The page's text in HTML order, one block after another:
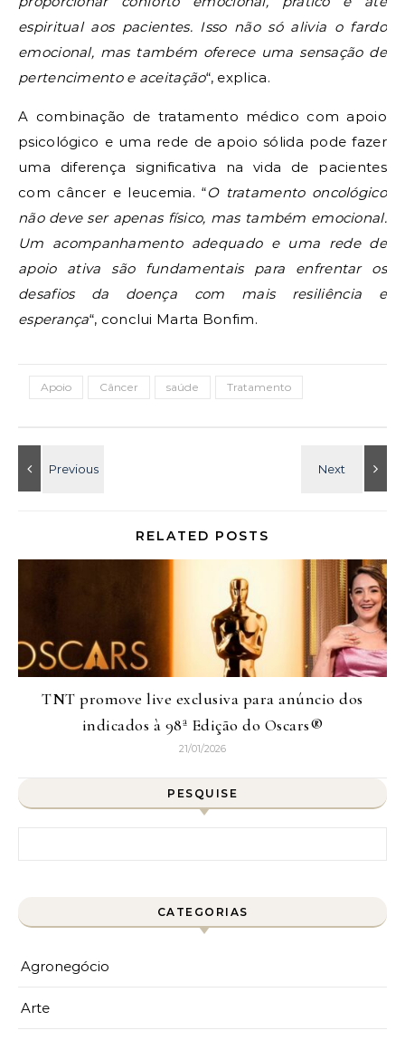
espiritual aos pacientes. Isso não só alivia o fardo
emocional, mas também oferece uma sensação de
pertencimento e aceitação“, explica.
A combinação de tratamento médico com apoio
psicológico e uma rede de apoio sólida pode fazer
uma diferença significativa na vida de pacientes
com câncer e leucemia. “O tratamento oncológico
não deve ser apenas físico, mas também emocional.
Um acompanhamento adequado e uma rede de
apoio ativa são fundamentais para enfrentar os
desafios da doença com mais resiliência e
esperança“, conclui Marta Bonfim.
Apoio Câncer saúde Tratamento
RELATED POSTS
TNT promove live exclusiva para anúncio dos
indicados à 98ª Edição do Oscars®
21/01/2026
PESQUISE
CATEGORIAS
Agronegócio
Arte